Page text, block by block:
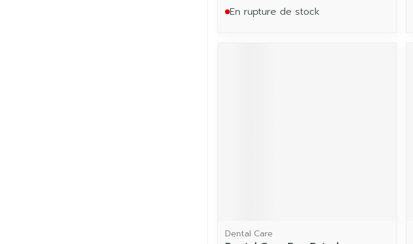
En rupture de stock
Dental Care